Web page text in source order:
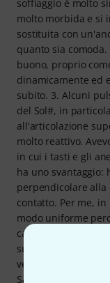
soffiaggio è molto
molto morbida e si
sostituita con
quanto sia
buono, proprio
dinamicamente ed
subito. 3. Alcuni
del Sol#, in
all'articolazione
molto reattivo.
in cui i tasti e gli
ha uno svantaggio:
perpendicolare
contatto. Per me,
modo uniforme
cambi di registro
suonare questo
vero clarinetto
Sax 2 e non